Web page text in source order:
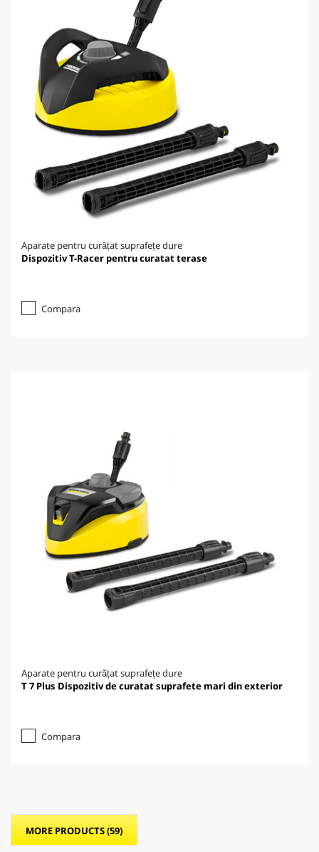
Aparate pentru curățat suprafețe dure
Dispozitiv T-Racer pentru curatat terase
Compara
Aparate pentru curățat suprafețe dure
T 7 Plus Dispozitiv de curatat suprafete mari din exterior
Compara
MORE PRODUCTS (59)